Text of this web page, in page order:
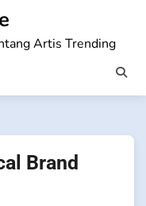
Artis Trending
Brand